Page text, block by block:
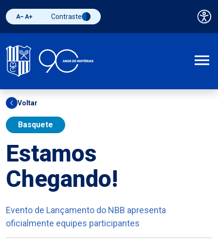
Diminuir fonte
Aumentar fonteAlternar contraste
Contraste
Voltar
Basquete
Estamos
Chegando!
Evento de Lançamento do NBB apresenta
oficialmente equipes participantes